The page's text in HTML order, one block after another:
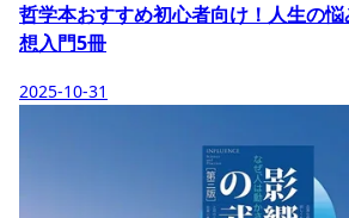
哲学本おすすめ初心者向け！人生の
想入門5冊
2025-10-31